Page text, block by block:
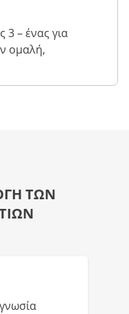
3 – ένας για
ομαλή,
ΤΩΝ